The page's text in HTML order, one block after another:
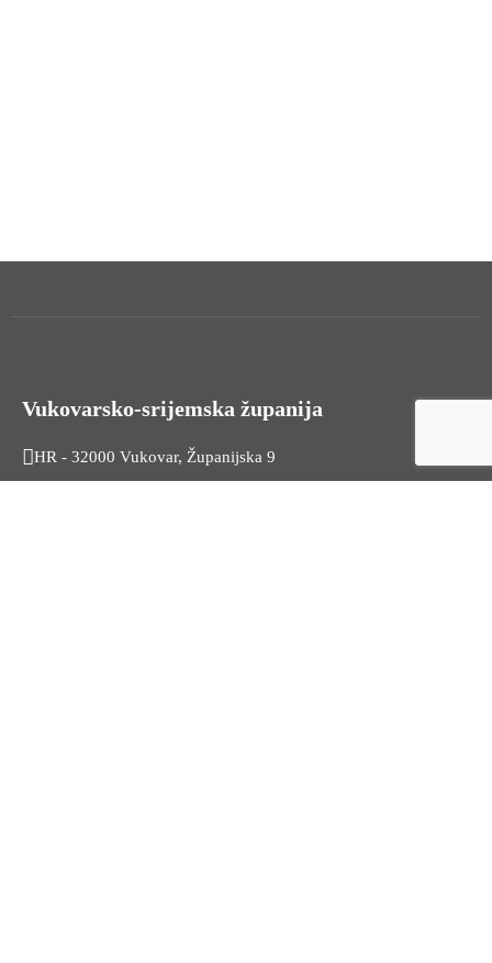
Vukovarsko-srijemska županija
HR - 32000 Vukovar, Županijska 9